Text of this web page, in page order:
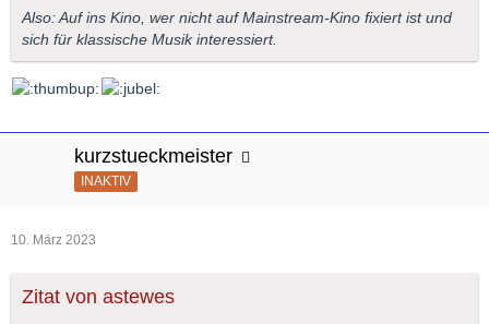
Also: Auf ins Kino, wer nicht auf Mainstream-Kino fixiert ist und
sich für klassische Musik interessiert.
kurzstueckmeister
INAKTIV
10. März 2023
Zitat von astewes